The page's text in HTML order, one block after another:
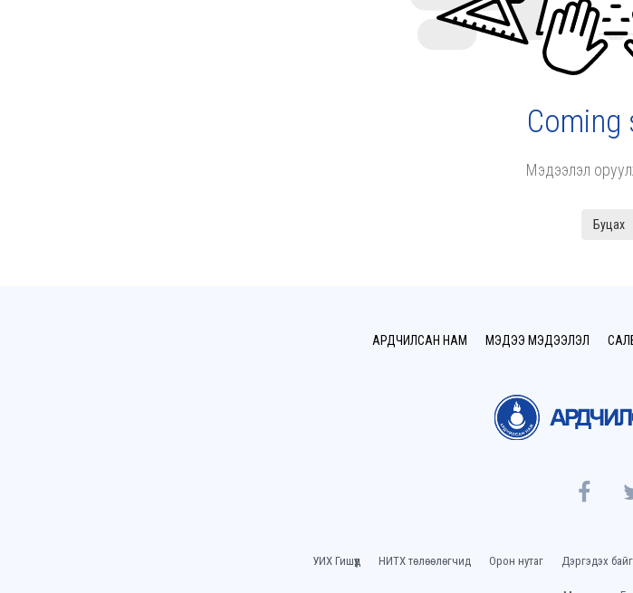
Coming
Мэдээлэл
Буцах
АРДЧИЛСАН НАМ МЭДЭЭ МЭДЭЭЛЭЛ
УИХ Гишүүд НИТХ төлөөлөгчид Орон нутаг Дэргэдэх